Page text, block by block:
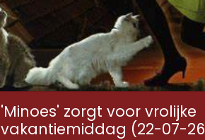
'Minoes' zorgt voor vrolijke
vakantiemiddag (22-07-